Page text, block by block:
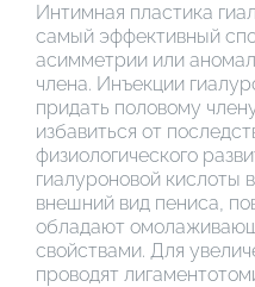
Интимная пластика
самый эффективный
асимметрии или
члена. Инъекции
придать половому
избавиться от
физиологического
гиалуроновой
внешний вид пениса,
обладают
свойствами. Для
проводят